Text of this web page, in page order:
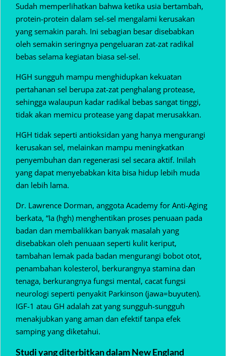
Sudah memperlihatkan bahwa ketika usia bertambah,
protein-protein dalam sel-sel mengalami kerusakan
yang semakin parah. Ini sebagian besar disebabkan
oleh semakin seringnya pengeluaran zat-zat radikal
bebas selama kegiatan biasa sel-sel.
HGH sungguh mampu menghidupkan kekuatan
pertahanan sel berupa zat-zat penghalang protease,
sehingga walaupun kadar radikal bebas sangat tinggi,
tidak akan memicu protease yang dapat merusakkan.
HGH tidak seperti antioksidan yang hanya mengurangi
kerusakan sel, melainkan mampu meningkatkan
penyembuhan dan regenerasi sel secara aktif. Inilah
yang dapat menyebabkan kita bisa hidup lebih muda
dan lebih lama.
Dr. Lawrence Dorman, anggota Academy for Anti-Aging
berkata, “Ia (hgh) menghentikan proses penuaan pada
badan dan membalikkan banyak masalah yang
disebabkan oleh penuaan seperti kulit keriput,
tambahan lemak pada badan mengurangi bobot otot,
penambahan kolesterol, berkurangnya stamina dan
tenaga, berkurangnya fungsi mental, cacat fungsi
neurologi seperti penyakit Parkinson (jawa=buyuten).
IGF-1 atau GH adalah zat yang sungguh-sungguh
menakjubkan yang aman dan efektif tanpa efek
samping yang diketahui.
Studi yang diterbitkan dalam New England